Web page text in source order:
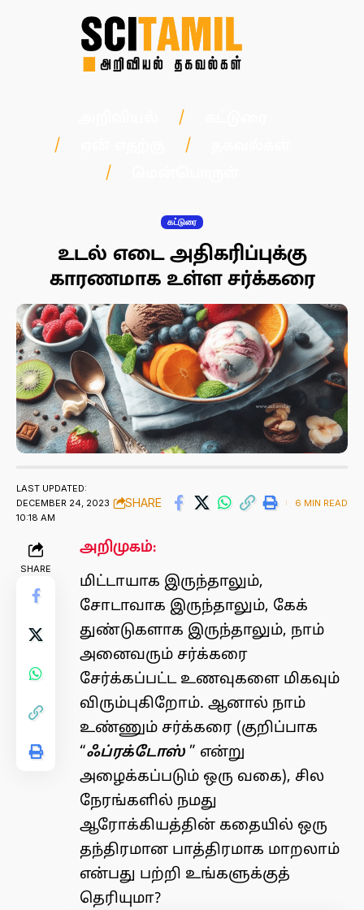
கட்டுரை
உடல் எடை அதிகரிப்புக்கு
காரணமாக உள்ள சர்க்கரை
LAST UPDATED:
DECEMBER 24, 2023
10:18 AM
SHARE 6 MIN READ
SHARE
அறிமுகம்:
மிட்டாயாக இருந்தாலும்,
சோடாவாக இருந்தாலும், கேக்
துண்டுகளாக இருந்தாலும், நாம்
அனைவரும் சர்க்கரை
சேர்க்கப்பட்ட உணவுகளை மிகவும்
விரும்புகிறோம். ஆனால் நாம்
உண்ணும் சர்க்கரை (குறிப்பாக
“ஃப்ரக்டோஸ் ” என்று
அழைக்கப்படும் ஒரு வகை), சில
நேரங்களில் நமது
ஆரோக்கியத்தின் கதையில் ஒரு
தந்திரமான பாத்திரமாக மாறலாம்
என்பது பற்றி உங்களுக்குத்
தெரியுமா?